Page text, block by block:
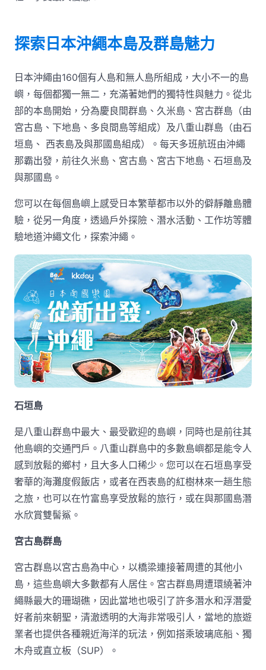
探索日本沖繩本島及群島魅力
日本沖繩由160個有人島和無人島所組成，大小不一的島
嶼，每個都獨一無二，充滿著她們的獨特性與魅力。從北
部的本島開始，分為慶良間群島、久米島、宮古群島（由
宮古島、下地島、多良間島等組成）及八重山群島（由石
垣島、 西表島及與那國島組成）。每天多班航班由沖繩
那霸出發，前往久米島、宮古島、宮古下地島、石垣島及
與那國島。
您可以在每個島嶼上感受日本繁華都市以外的僻靜離島體
驗，從另一角度，透過戶外探險、潛水活動、工作坊等體
驗地道沖繩文化，探索沖繩。
石垣島
是八重山群島中最大、最受歡迎的島嶼，同時也是前往其
他島嶼的交通門戶。八重山群島中的多數島嶼都是能令人
感到放鬆的鄉村，且大多人口稀少。您可以在石垣島享受
奢華的海灘度假飯店，或者在西表島的紅樹林來一趟生態
之旅，也可以在竹富島享受放鬆的旅行，或在與那國島潛
水欣賞雙髻鯊。
宮古島群島
宮古群島以宮古島為中心，以橋梁連接著周遭的其他小
島，這些島嶼大多數都有人居住。宮古群島周遭環繞著沖
繩縣最大的珊瑚礁，因此當地也吸引了許多潛水和浮潛愛
好者前來朝聖，清澈透明的大海非常吸引人，當地的旅遊
業者也提供各種親近海洋的玩法，例如搭乘玻璃底船、獨
木舟或直立板（SUP）。